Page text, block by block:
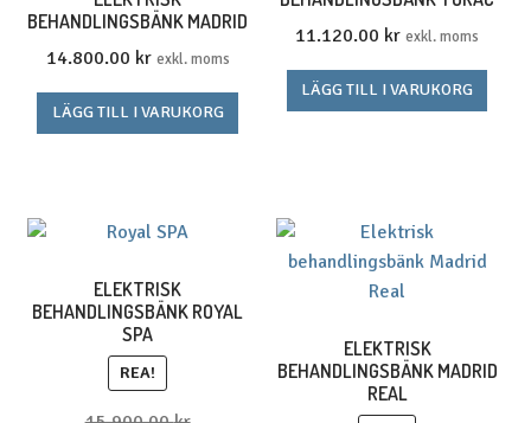
BEHANDLINGSBÄNK MADRID
14.800.00 kr exkl. moms
LÄGG TILL I VARUKORG
11.120.00 kr exkl. moms
LÄGG TILL I VARUKORG
ELEKTRISK
BEHANDLINGSBÄNK ROYAL
SPA
REA!
ELEKTRISK
BEHANDLINGSBÄNK MADRID
REAL